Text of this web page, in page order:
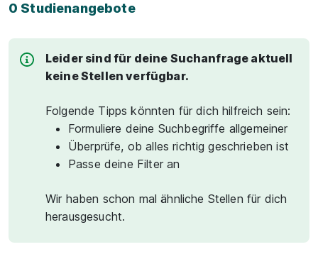
0 Studienangebote
Leider sind für deine Suchanfrage aktuell
keine Stellen verfügbar.
Folgende Tipps könnten für dich hilfreich sein:
Formuliere deine Suchbegriffe allgemeiner
Überprüfe, ob alles richtig geschrieben ist
Passe deine Filter an
Wir haben schon mal ähnliche Stellen für dich
herausgesucht.